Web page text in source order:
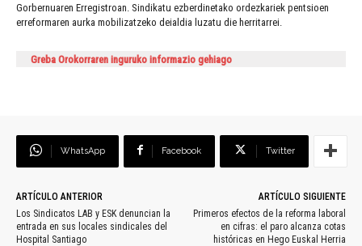
Gorbernuaren Erregistroan. Sindikatu ezberdinetako ordezkariek pentsioen
erreformaren aurka mobilizatzeko deialdia luzatu die herritarrei.
Greba Orokorraren inguruko informazio gehiago
WhatsApp Facebook Twitter
ARTÍCULO ANTERIOR
Los Sindicatos LAB y ESK denuncian la
entrada en sus locales sindicales del
Hospital Santiago
ARTÍCULO SIGUIENTE
Primeros efectos de la reforma laboral
en cifras: el paro alcanza cotas
históricas en Hego Euskal Herria